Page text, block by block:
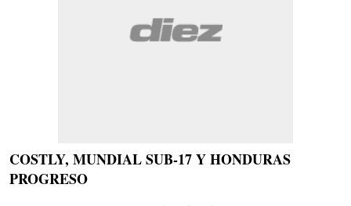
COSTLY, MUNDIAL SUB-17 Y HONDURAS
PROGRESO